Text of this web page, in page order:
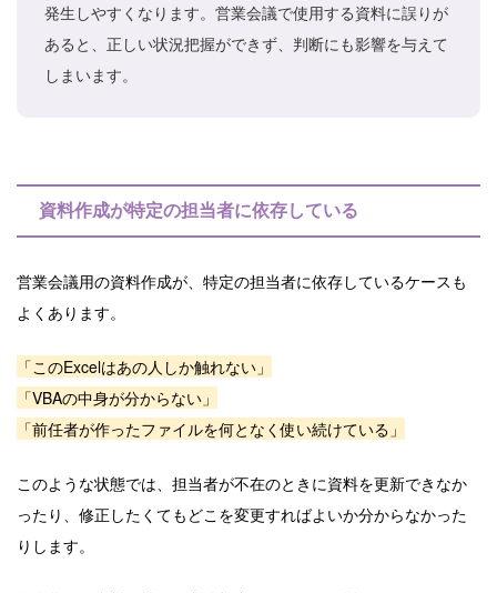
発生しやすくなります。営業会議で使用する資料に誤りが
あると、正しい状況把握ができず、判断にも影響を与えて
しまいます。
資料作成が特定の担当者に依存している
営業会議用の資料作成が、特定の担当者に依存しているケースも
よくあります。
「このExcelはあの人しか触れない」
「VBAの中身が分からない」
「前任者が作ったファイルを何となく使い続けている」
このような状態では、担当者が不在のときに資料を更新できなか
ったり、修正したくてもどこを変更すればよいか分からなかった
りします。